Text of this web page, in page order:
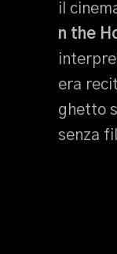
il
n the
era
ghetto
senza